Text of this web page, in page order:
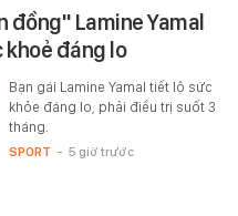
đồng" Lamine Yamal
khoẻ đáng lo
Bạn gái Lamine Yamal tiết lộ sức
khỏe đáng lo, phải điều trị suốt 3
tháng.
SPORT - 5 giờ trước